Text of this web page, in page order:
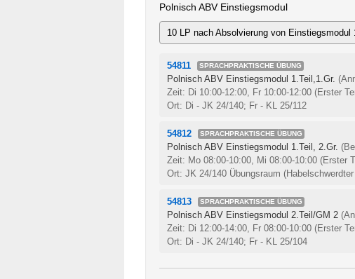
Polnisch ABV Einstiegsmodul
10 LP nach Absolvierung von Einstiegsmodul
54811 SPRACHPRAKTISCHE ÜBUNG
Polnisch ABV Einstiegsmodul 1.Teil,1.Gr.
Zeit: Di 10:00-12:00, Fr 10:00-12:00 (Erster
Ort: Di - JK 24/140; Fr - KL 25/112
54812 SPRACHPRAKTISCHE ÜBUNG
Polnisch ABV Einstiegsmodul 1.Teil, 2.Gr.
Zeit: Mo 08:00-10:00, Mi 08:00-10:00 (Erster
Ort: JK 24/140 Übungsraum
54813 SPRACHPRAKTISCHE ÜBUNG
Polnisch ABV Einstiegsmodul 2.Teil/GM 2
Zeit: Di 12:00-14:00, Fr 08:00-10:00 (Erster
Ort: Di - JK 24/140; Fr - KL 25/104